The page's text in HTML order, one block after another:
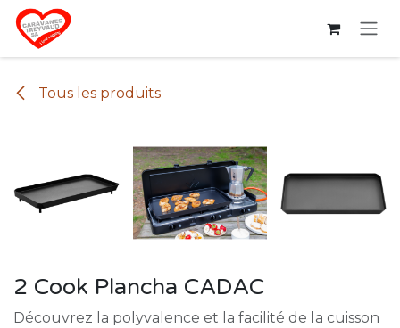
Se rendre au contenu
Tous les produits
2 Cook Plancha CADAC
Découvrez la polyvalence et la facilité de la cuisson